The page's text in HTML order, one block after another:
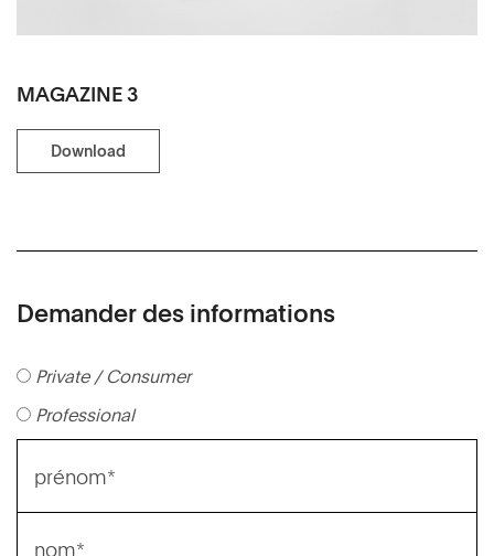
MAGAZINE 3
Download
Demander des informations
Private / Consumer
Professional